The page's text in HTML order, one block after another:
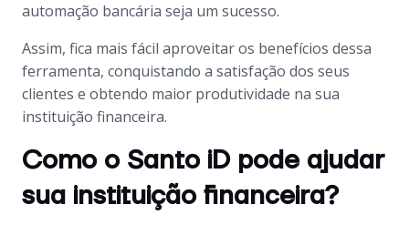
automação bancária seja um sucesso.
Assim, fica mais fácil aproveitar os benefícios dessa
ferramenta, conquistando a satisfação dos seus
clientes e obtendo maior produtividade na sua
instituição financeira.
Como o Santo iD pode ajudar
sua instituição financeira?